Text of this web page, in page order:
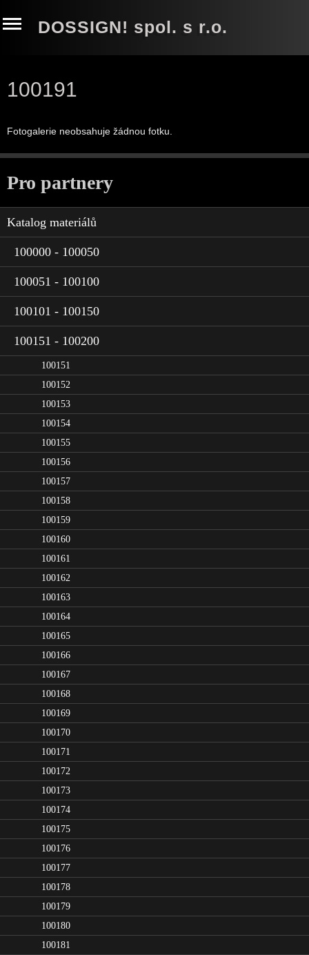
DOSSIGN! spol. s r.o.
100191
Fotogalerie neobsahuje žádnou fotku.
Pro partnery
Katalog materiálů
100000 - 100050
100051 - 100100
100101 - 100150
100151 - 100200
100151
100152
100153
100154
100155
100156
100157
100158
100159
100160
100161
100162
100163
100164
100165
100166
100167
100168
100169
100170
100171
100172
100173
100174
100175
100176
100177
100178
100179
100180
100181